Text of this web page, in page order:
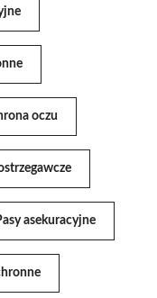
oczu
asekuracyjne